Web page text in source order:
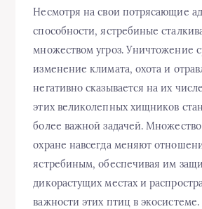
Несмотря на свои потрясающие
способности, ястребиные
множеством угроз. Уничтожение
изменение климата, охота и
негативно сказывается на их
этих великолепных хищников
более важной задачей.
охране навсегда меняют
ястребиным, обеспечивая им
дикорастущих местах и
важности этих птиц в экосистеме.